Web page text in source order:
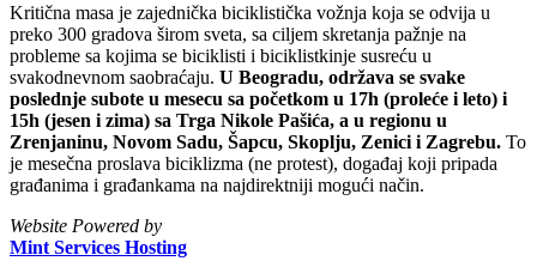
Kritična masa je zajednička biciklistička vožnja koja se odvija u
preko 300 gradova širom sveta, sa ciljem skretanja pažnje na
probleme sa kojima se biciklisti i biciklistkinje susreću u
svakodnevnom saobraćaju. U Beogradu, održava se svake
poslednje subote u mesecu sa početkom u 17h (proleće i leto) i
15h (jesen i zima) sa Trga Nikole Pašića, a u regionu u
Zrenjaninu, Novom Sadu, Šapcu, Skoplju, Zenici i Zagrebu. To
je mesečna proslava biciklizma (ne protest), događaj koji pripada
građanima i građankama na najdirektniji mogući način.
Website Powered by
Mint Services Hosting